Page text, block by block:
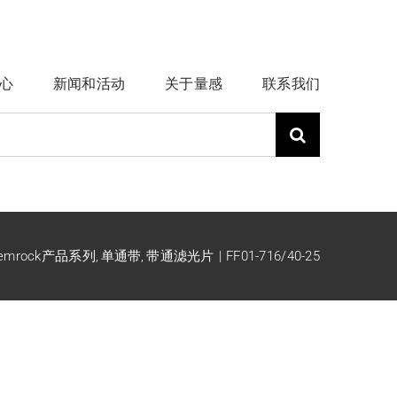
新闻和活动 关于量感 联系我们
产品系列 单通带 带通滤光片 FF01-716/40-25